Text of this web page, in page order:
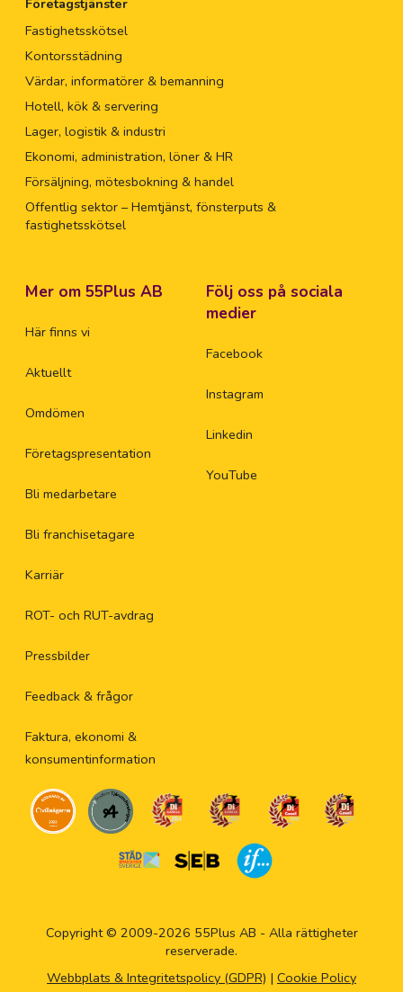
Företagstjänster
Fastighetsskötsel
Kontorsstädning
Värdar, informatörer & bemanning
Hotell, kök & servering
Lager, logistik & industri
Ekonomi, administration, löner & HR
Försäljning, mötesbokning & handel
Offentlig sektor – Hemtjänst, fönsterputs &
fastighetsskötsel
Mer om 55Plus AB
Här finns vi
Aktuellt
Omdömen
Företagspresentation
Bli medarbetare
Bli franchisetagare
Karriär
ROT- och RUT-avdrag
Pressbilder
Feedback & frågor
Faktura, ekonomi &
konsumentinformation
Följ oss på sociala
medier
Facebook
Instagram
Linkedin
YouTube
Copyright © 2009-2026 55Plus AB - Alla rättigheter
reserverade.
Webbplats & Integritetspolicy (GDPR) | Cookie Policy